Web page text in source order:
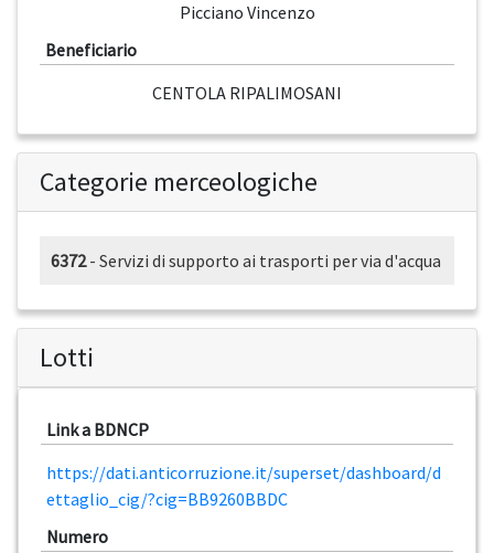
Picciano Vincenzo
Beneficiario
CENTOLA RIPALIMOSANI
Categorie merceologiche
6372- Servizi di supporto ai trasporti per via d'acqua
Lotti
Link a BDNCP
https://dati.anticorruzione.it/superset/dashboard/d
ettaglio_cig/?cig=BB9260BBDC
Numero